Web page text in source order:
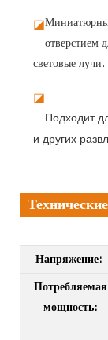
◪
отверстием
световые лучи.
◪
Подходит
Напряжение:
Потребляемая
мощность: